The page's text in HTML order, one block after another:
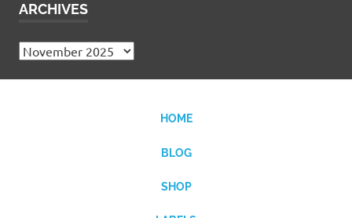
ARCHIVES
Archives
HOME
BLOG
SHOP